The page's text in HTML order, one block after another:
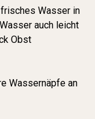
Wasser in
auch leicht
Obst
Wassernäpfe an